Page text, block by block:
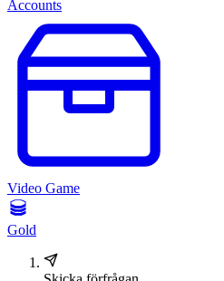
Accounts
Video Game
Gold